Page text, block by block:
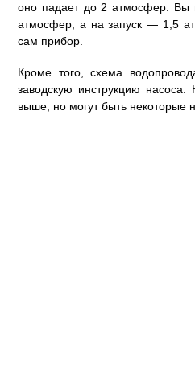
оно падает до 2 атмосфер. Вы
атмосфер, а на запуск — 1,5
сам прибор.
Кроме того, схема
заводскую инструкцию
выше, но могут быть некоторые